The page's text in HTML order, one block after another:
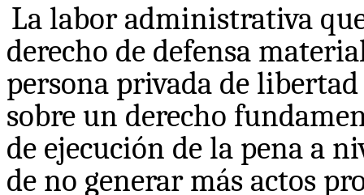
La labor administrativa
derecho de defensa
persona privada de
sobre un derecho
de ejecución de la pena a
de no generar más actos